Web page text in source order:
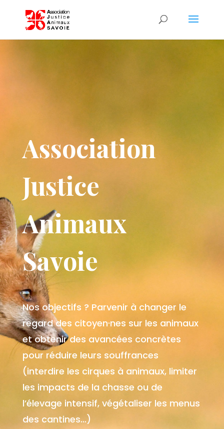
Association
Justice
Animaux
Savoie
Nos objectifs ? Parvenir à changer le
regard des citoyen·nes sur les animaux
et obtenir des avancées concrètes
pour réduire leurs souffrances
(interdire les cirques à animaux, limiter
les impacts de la chasse ou de
l’élevage intensif, végétaliser les menus
des cantines…)